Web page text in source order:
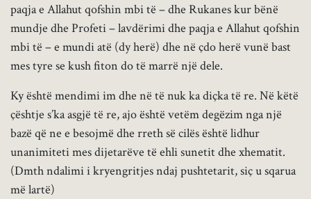
paqja e Allahut qofshin mbi të – dhe Rukanes kur bënë
mundje dhe Profeti – lavdërimi dhe paqja e Allahut qofshin
mbi të – e mundi atë (dy herë) dhe në çdo herë vunë bast
mes tyre se kush fiton do të marrë një dele.
Ky është mendimi im dhe në të nuk ka diçka të re. Në këtë
çështje s’ka asgjë të re, ajo është vetëm degëzim nga një
bazë që ne e besojmë dhe rreth së cilës është lidhur
unanimiteti mes dijetarëve të ehli sunetit dhe xhematit.
(Dmth ndalimi i kryengritjes ndaj pushtetarit, siç u sqarua
më lartë)